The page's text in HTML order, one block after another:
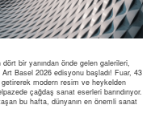
bir yanından önde gelen galerileri,
Basel 2026 edisyonu başladı! Fuar, 43
modern resim ve heykelden
çağdaş sanat eserleri barındırıyor.
bu hafta, dünyanın en önemli sanat